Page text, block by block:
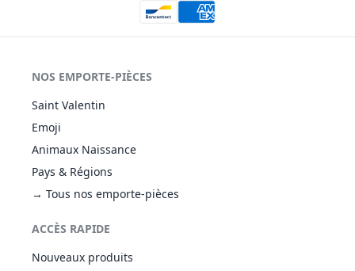
NOS EMPORTE-PIÈCES
Saint Valentin
Emoji
Animaux Naissance
Pays & Régions
→ Tous nos emporte-pièces
ACCÈS RAPIDE
Nouveaux produits